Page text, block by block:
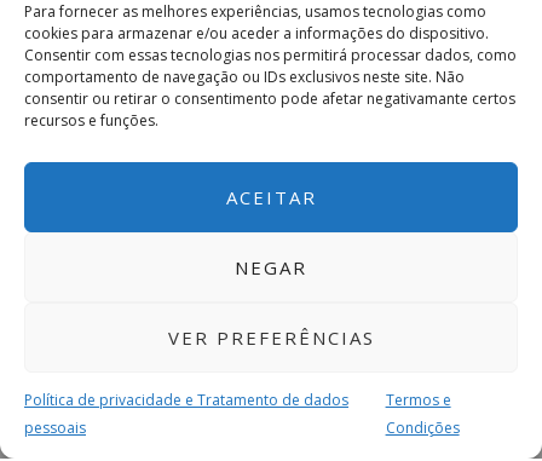
Para fornecer as melhores experiências, usamos tecnologias como
cookies para armazenar e/ou aceder a informações do dispositivo.
Consentir com essas tecnologias nos permitirá processar dados, como
comportamento de navegação ou IDs exclusivos neste site. Não
consentir ou retirar o consentimento pode afetar negativamante certos
recursos e funções.
ACEITAR
NEGAR
VER PREFERÊNCIAS
Política de privacidade e Tratamento de dados
pessoais
Termos e
Condições